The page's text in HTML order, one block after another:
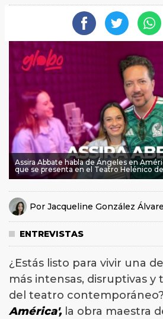
Assira Abbate habla de Ángeles en
que se presenta en el Teatro Helénico
ENTREVISTAS
Por Jacqueline González
¿Estás listo para vivir una
más intensas, disruptivas y
del teatro
América', la obra maestra